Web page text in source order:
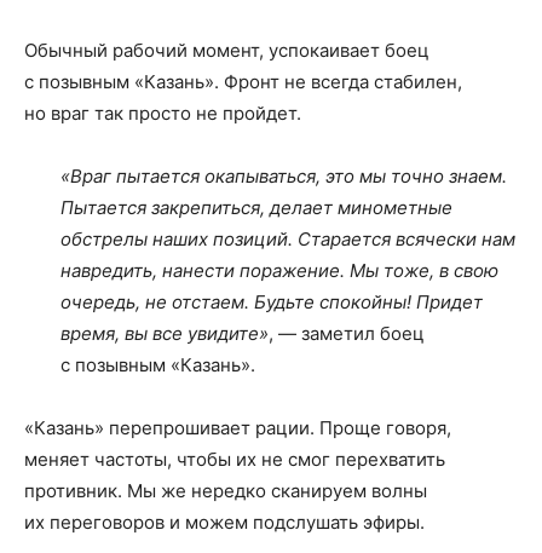
Обычный рабочий момент, успокаивает боец
с позывным «Казань». Фронт не всегда стабилен,
но враг так просто не пройдет.
«Враг пытается окапываться, это мы точно знаем.
Пытается закрепиться, делает минометные
обстрелы наших позиций. Старается всячески нам
навредить, нанести поражение. Мы тоже, в свою
очередь, не отстаем. Будьте спокойны! Придет
время, вы все увидите», — заметил боец
с позывным «Казань».
«Казань» перепрошивает рации. Проще говоря,
меняет частоты, чтобы их не смог перехватить
противник. Мы же нередко сканируем волны
их переговоров и можем подслушать эфиры.